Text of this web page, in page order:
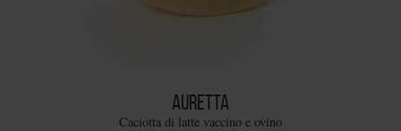
AURETTA
Caciotta di latte vaccino e ovino